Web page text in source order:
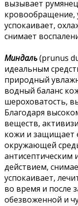
вызывает
кровообращение,
успокаивает,
снимает
Миндаль(prunus
идеальным
природный
водный баланс
шероховатость,
Благодаря
веществ,
кожи и защищает
окружающей
антисептическим
действием,
успокаивает,
во время и после
обезвоженной и